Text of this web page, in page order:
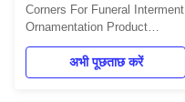
Corners For Funeral Interment
Ornamentation Product
Overview Durable and long-
lasting coffin decoration
solutions offering a wide
अभी पूछताछ करें